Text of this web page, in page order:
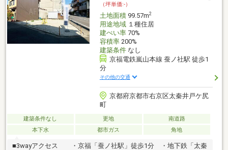
（坪単価:-）
土地面積99.57m2
用途地域１種住居
建ぺい率70%
容積率200%
建築条件なし
京福電鉄嵐山本線 蚕ノ社駅 徒歩1
分
その他の交通
京都府京都市右京区太秦井戸ケ尻
町
建築条件なし 更地
南道路
本下水
都市ガス 角地
■3wayアクセス ・京福「蚕ノ社駅」徒歩1分 ・地下鉄「太秦